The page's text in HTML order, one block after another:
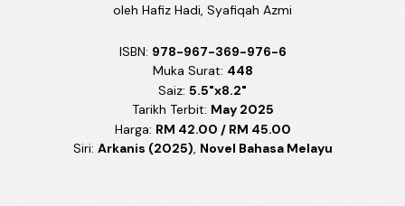
oleh Hafiz Hadi, Syafiqah Azmi
ISBN: 978-967-369-976-6
Muka Surat: 448
Saiz: 5.5"x8.2"
Tarikh Terbit: May 2025
Harga: RM 42.00 / RM 45.00
Siri: Arkanis (2025), Novel Bahasa Melayu